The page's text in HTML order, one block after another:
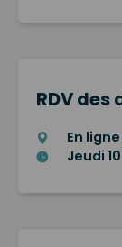
RDV
En ligne
Jeudi